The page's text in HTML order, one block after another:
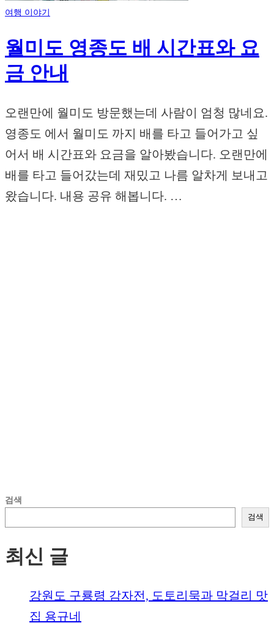
여행 이야기
월미도 영종도 배 시간표와 요
금 안내
오랜만에 월미도 방문했는데 사람이 엄청 많네요.
영종도 에서 월미도 까지 배를 타고 들어가고 싶
어서 배 시간표와 요금을 알아봤습니다. 오랜만에
배를 타고 들어갔는데 재밌고 나름 알차게 보내고
왔습니다. 내용 공유 해봅니다. …
검색
검색
최신 글
강원도 구룡령 감자전, 도토리묵과 막걸리 맛
집 용규네